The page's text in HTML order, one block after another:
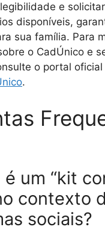
e
disponíveis,
sua família. Para
o CadÚnico e
o portal
.
é um “kit
contexto
sociais?